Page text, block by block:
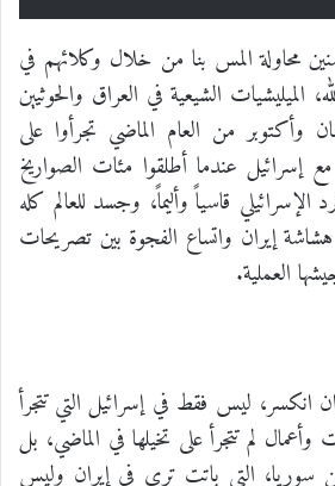
محاولة المس بنا من خلال وكلائهم في
الميليشيات الشيعية في العراق والحوثيين
وأكتوبر من العام الماضي تجرأوا على
إسرائيل عندما أطلقوا مئات الصواريخ
قاسياً وأليماً، وجسد للعالم كله
إيران واتساع الفجوة بين تصريحات
العملية.
ليس فقط في إسرائيل التي تتجرأ
وأعمال لم تتجرأ على تخيلها في الماضي، بل
سوريا، التي باتت ترى في إيران وليس